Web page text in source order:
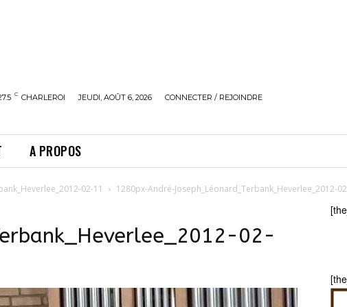
C CHARLEROI JEUDI, AOÛT 6, 2026 CONNECTER / REJOINDRE
A PROPOS
02-11 1280px-André-Joseph_Léonard_Terbank_Heverlee_2012-
02-